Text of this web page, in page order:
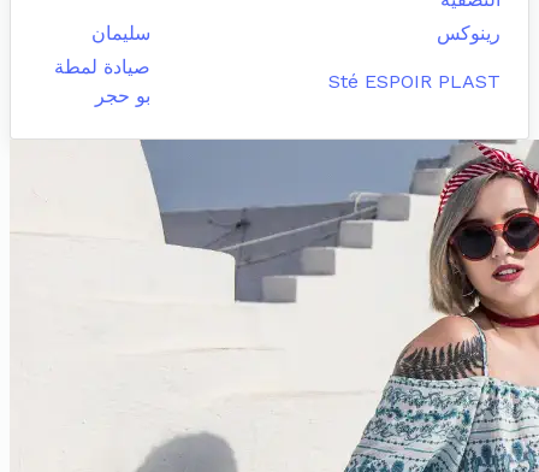
رينوكس سليمان
Sté ESPOIR PLAST
صيادة لمطة
بو حجر